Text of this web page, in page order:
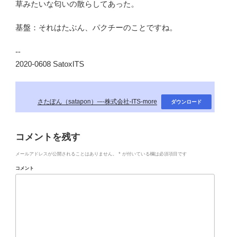
草みたいな匂いの散らしてあった。
基盤：それはたぶん、パクチーのことですね。
--
2020-0608 SatoxITS
さたぽん（satapon）-–-株式会社-ITS-more ダウンロード
コメントを残す
メールアドレスが公開されることはありません。 * が付いている欄は必須項目です
コメント